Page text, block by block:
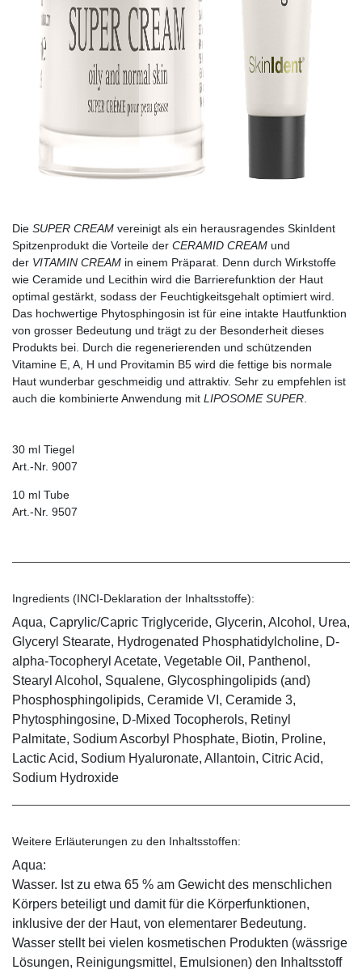
Die SUPER CREAM vereinigt als ein herausragendes SkinIdent
Spitzenprodukt die Vorteile der CERAMID CREAM und
der VITAMIN CREAM in einem Präparat. Denn durch Wirkstoffe
wie Ceramide und Lecithin wird die Barrierefunktion der Haut
optimal gestärkt, sodass der Feuchtigkeitsgehalt optimiert wird.
Das hochwertige Phytosphingosin ist für eine intakte Hautfunktion
von grosser Bedeutung und trägt zu der Besonderheit dieses
Produkts bei. Durch die regenerierenden und schützenden
Vitamine E, A, H und Provitamin B5 wird die fettige bis normale
Haut wunderbar geschmeidig und attraktiv. Sehr zu empfehlen ist
auch die kombinierte Anwendung mit LIPOSOME SUPER.
30 ml Tiegel
Art.-Nr. 9007
10 ml Tube
Art.-Nr. 9507
Ingredients (INCI-Deklaration der Inhaltsstoffe):
Aqua, Caprylic/Capric Triglyceride, Glycerin, Alcohol, Urea,
Glyceryl Stearate, Hydrogenated Phosphatidylcholine, D-
alpha-Tocopheryl Acetate, Vegetable Oil, Panthenol,
Stearyl Alcohol, Squalene, Glycosphingolipids (and)
Phosphosphingolipids, Ceramide VI, Ceramide 3,
Phytosphingosine, D-Mixed Tocopherols, Retinyl
Palmitate, Sodium Ascorbyl Phosphate, Biotin, Proline,
Lactic Acid, Sodium Hyaluronate, Allantoin, Citric Acid,
Sodium Hydroxide
Weitere Erläuterungen zu den Inhaltsstoffen:
Aqua:
Wasser. Ist zu etwa 65 % am Gewicht des menschlichen
Körpers beteiligt und damit für die Körperfunktionen,
inklusive der der Haut, von elementarer Bedeutung.
Wasser stellt bei vielen kosmetischen Produkten (wässrige
Lösungen, Reinigungsmittel, Emulsionen) den Inhaltsstoff